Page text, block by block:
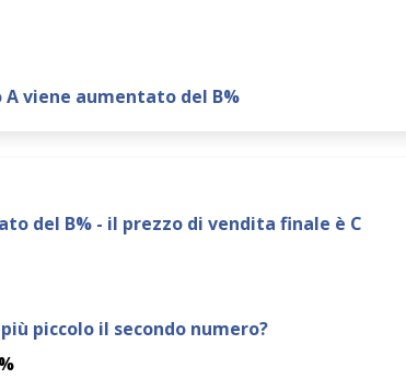
A viene aumentato del B%
del B% - il prezzo di vendita finale è C
piccolo il secondo numero?